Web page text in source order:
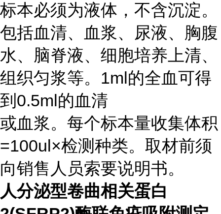
标本必须为液体，不含沉淀。
包括血清、血浆、尿液、胸腹
水、脑脊液、细胞培养上清、
组织匀浆等。1ml的全血可得
到0.5ml的血清
或血浆。每个标本量收集体积
=100ul×检测种类。取材前须
向销售人员索要说明书。
人分泌型卷曲相关蛋白